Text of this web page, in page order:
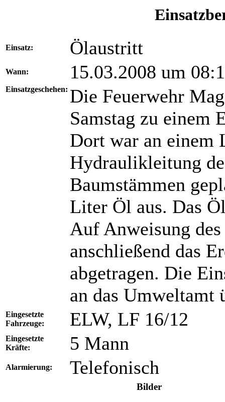
Einsatz: Ölaustritt
Wann: 15.03.2008 um
Einsatzgeschehen: Die Feuerwehr
Samstag zu einem
Dort war an einem
Hydraulikleitung
Baumstämmen
Liter Öl aus. Das
Auf Anweisung
anschließend das
abgetragen. Die
an das Umweltamt
Eingesetzte
Fahrzeuge:
ELW, LF 16/12
Eingesetzte
Kräfte:
5 Mann
Alarmierung: Telefonisch
Bilder